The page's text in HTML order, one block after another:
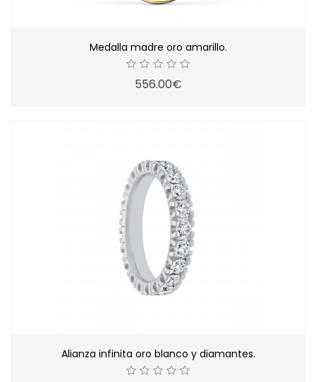
Medalla madre oro amarillo.
556.00€
Alianza infinita oro blanco y diamantes.